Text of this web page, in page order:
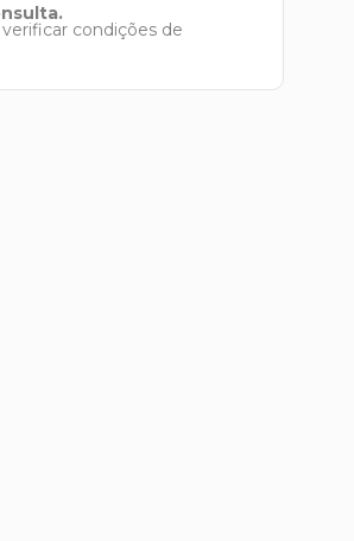
condições de